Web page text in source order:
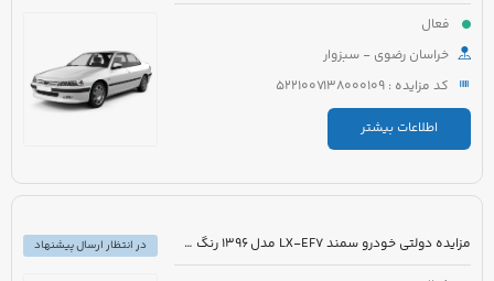
فعال
خراسان رضوی - سبزوار
کد مزایده : 5221007138000109
اطلاعات بیشتر
مزایده دولتی خودرو سمند LX-EF7 مدل 1396 رنگ سفید
در انتظار ارسال پیشنهاد